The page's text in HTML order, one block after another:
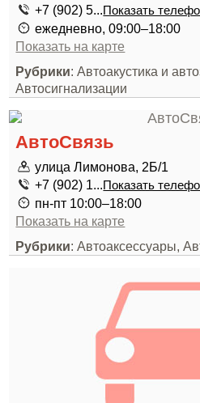
+7 (902) 5...Показать
ежедневно, 09:00–18:00
Показать на карте
Рубрики: Автоакустика и
Автосигнализации
АвтоСвязь
улица Лимонова, 2Б/1
+7 (902) 1...Показать
пн-пт 10:00–18:00
Показать на карте
Рубрики: Автоаксессуары,